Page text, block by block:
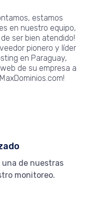
estamos
en nuestro equipo,
ser bien atendido!
pionero y líder
en Paraguay,
de su empresa a
de nuestras
monitoreo.